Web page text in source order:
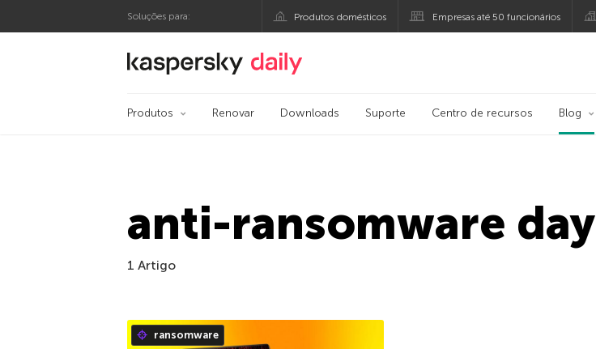
Soluções para: Produtos domésticos Empresas até 50 funcionários
Blog oficial da Kaspersky
Produtos Renovar Downloads Suporte Centro de recursos Blog
anti-ransomware day
1 Artigo
ransomware